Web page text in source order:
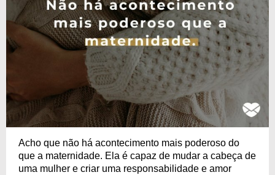
Acho que não há acontecimento mais poderoso do
que a maternidade. Ela é capaz de mudar a cabeça de
uma mulher e criar uma responsabilidade e amor